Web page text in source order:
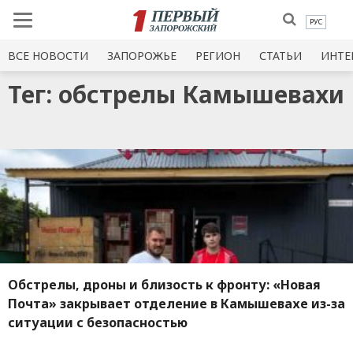
РУС
ВСЕ НОВОСТИ ЗАПОРОЖЬЕ РЕГИОН СТАТЬИ
Тег: обстрелы Камышевахи
Обстрелы, дроны и близость к фронту: «Новая
Почта» закрывает отделение в Камышевахе из-за
ситуации с безопасностью